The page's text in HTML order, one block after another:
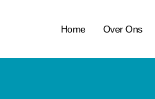
Home Over Ons